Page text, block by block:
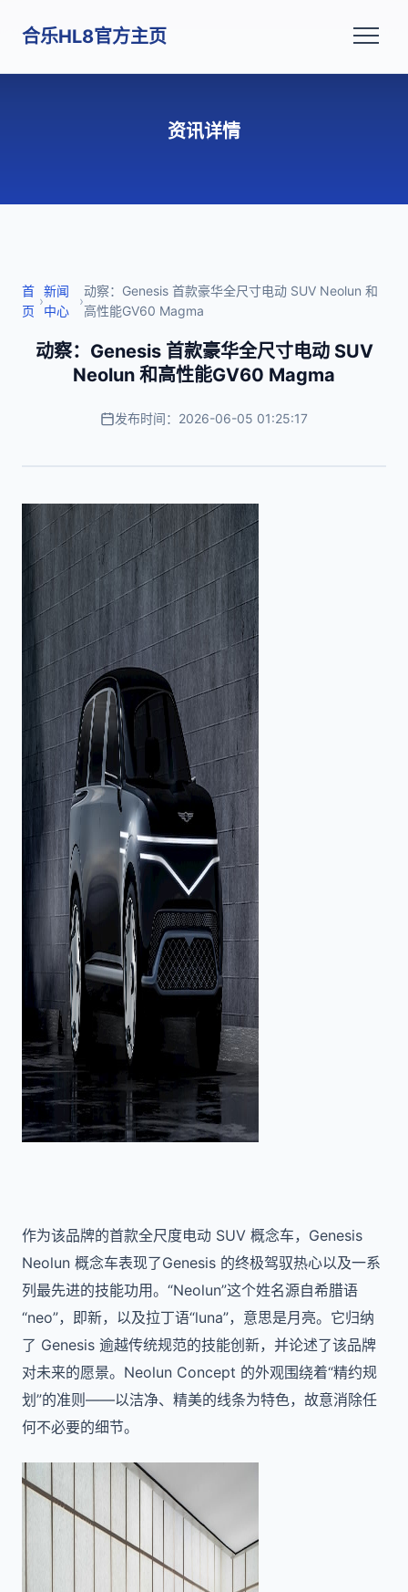
合乐HL8官方主页
资讯详情
首
页
›
新闻
中心
›
动察：Genesis 首款豪华全尺寸电动 SUV Neolun 和
高性能GV60 Magma
动察：Genesis 首款豪华全尺寸电动 SUV
Neolun 和高性能GV60 Magma
发布时间：2026-06-05 01:25:17
作为该品牌的首款全尺度电动 SUV 概念车，Genesis
Neolun 概念车表现了Genesis 的终极驾驭热心以及一系
列最先进的技能功用。“Neolun”这个姓名源自希腊语
“neo”，即新，以及拉丁语“luna”，意思是月亮。它归纳
了 Genesis 逾越传统规范的技能创新，并论述了该品牌
对未来的愿景。 Neolun Concept 的外观围绕着“精约规
划”的准则——以洁净、精美的线条为特色，故意消除任
何不必要的细节。